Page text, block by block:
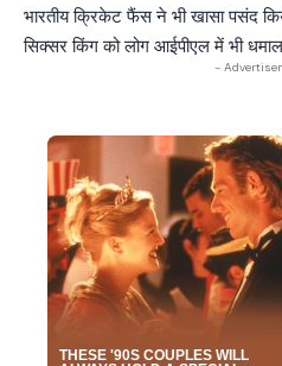
भारतीय क्रिकेट फैंस ने भी खासा पसंद
सिक्सर किंग को लोग आईपीएल में भी
-